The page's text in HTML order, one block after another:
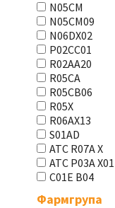
N05CM
N05CM09
N06DX02
P02CC01
R02AA20
R05CA
R05CB06
R05X
R06AX13
S01AD
АТС R07A X
АТС Р03А Х01
С01Е В04
Фармгрупа